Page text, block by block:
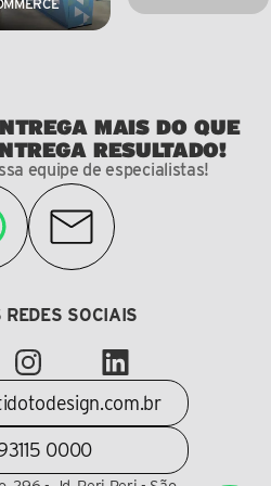
MAIS DO QUE
RESULTADO!
equipe de especialistas!
SOCIAIS
93115 0000